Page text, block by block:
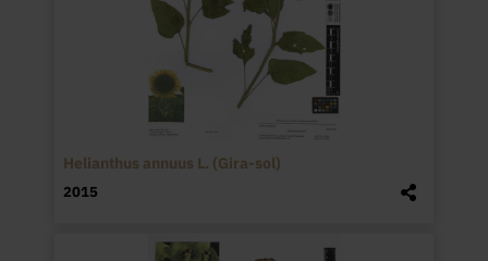
Helianthus annuus L. (Gira-sol)
2015